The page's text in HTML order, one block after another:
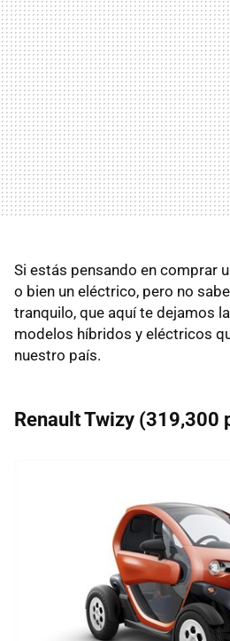
Si estás pensando en comprar
o bien un eléctrico, pero no
tranquilo, que aquí te dejamos
modelos híbridos y eléctricos
nuestro país.
Renault Twizy (319,300